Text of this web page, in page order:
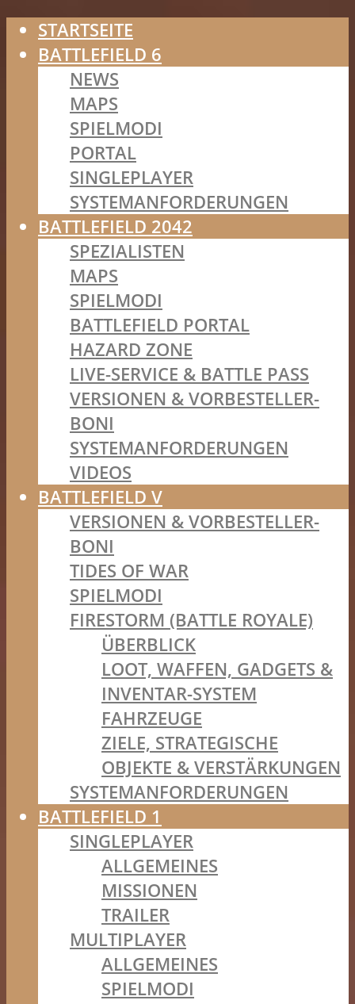
STARTSEITE
BATTLEFIELD 6
NEWS
MAPS
SPIELMODI
PORTAL
SINGLEPLAYER
SYSTEMANFORDERUNGEN
BATTLEFIELD 2042
SPEZIALISTEN
MAPS
SPIELMODI
BATTLEFIELD PORTAL
HAZARD ZONE
LIVE-SERVICE & BATTLE PASS
VERSIONEN & VORBESTELLER-
BONI
SYSTEMANFORDERUNGEN
VIDEOS
BATTLEFIELD V
VERSIONEN & VORBESTELLER-
BONI
TIDES OF WAR
SPIELMODI
FIRESTORM (BATTLE ROYALE)
ÜBERBLICK
LOOT, WAFFEN, GADGETS &
INVENTAR-SYSTEM
FAHRZEUGE
ZIELE, STRATEGISCHE
OBJEKTE & VERSTÄRKUNGEN
SYSTEMANFORDERUNGEN
BATTLEFIELD 1
SINGLEPLAYER
ALLGEMEINES
MISSIONEN
TRAILER
MULTIPLAYER
ALLGEMEINES
SPIELMODI